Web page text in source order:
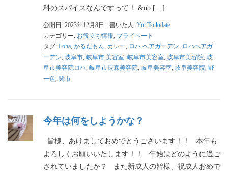
科のスパイスなんですって！ &nb […]
公開日: 2023年12月8日 書いた人: Yui Tsukidate
カテゴリー: お役立ち情報, プライベート
タグ: Loha, かるだもん, カレー, ロハ ヘアガーデン, ロハヘアガ
ーデン, 岐阜市, 岐阜市 美容室, 岐阜市美容室, 岐阜市美容院, 岐
阜市美容院ロハ, 岐阜市長森美容院, 岐阜美容室, 岐阜美容院, 野
一色, 関市
今年は何をしようかな？
皆様、あけましておめでとうございます！！ 本年も
よろしくお願いいたします！！ 年始はどのように過ご
されていましたか？ また新成人の皆様、祝成人おめで